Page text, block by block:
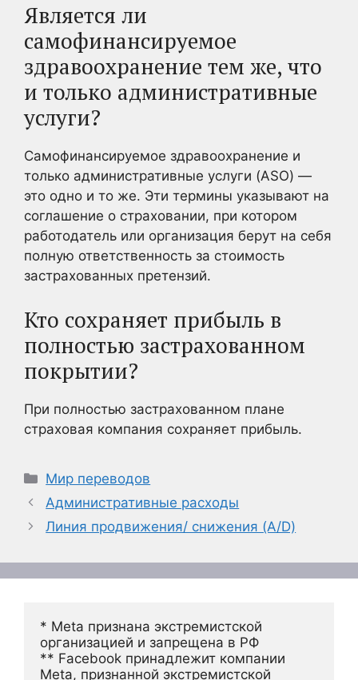
Является ли
самофинансируемое
здравоохранение тем же, что
и только административные
услуги?
Самофинансируемое здравоохранение и
только административные услуги (ASO) —
это одно и то же. Эти термины указывают на
соглашение о страховании, при котором
работодатель или организация берут на себя
полную ответственность за стоимость
застрахованных претензий.
Кто сохраняет прибыль в
полностью застрахованном
покрытии?
При полностью застрахованном плане
страховая компания сохраняет прибыль.
Рубрики
Мир переводов
Административные расходы
Линия продвижения/ снижения (A/D)
* Meta признана экстремистской
организацией и запрещена в РФ
** Facebook принадлежит компании
Meta, признанной экстремистской